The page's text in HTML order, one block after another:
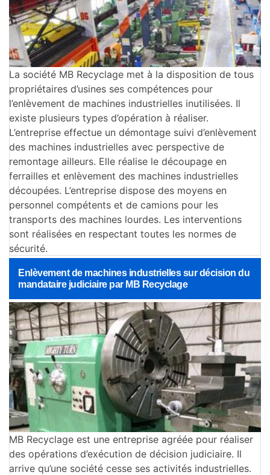
La société MB Recyclage met à la disposition de tous
propriétaires d’usines ses compétences pour
l’enlèvement de machines industrielles inutilisées. Il
existe plusieurs types d’opération à réaliser.
L’entreprise effectue un démontage suivi d’enlèvement
des machines industrielles avec perspective de
remontage ailleurs. Elle réalise le découpage en
ferrailles et enlèvement des machines industrielles
découpées. L’entreprise dispose des moyens en
personnel compétents et de camions pour les
transports des machines lourdes. Les interventions
sont réalisées en respectant toutes les normes de
sécurité.
Enlèvement de machines industrielles sur décision du
mandataire judiciaire par MB Recyclage
MB Recyclage est une entreprise agréée pour réaliser
des opérations d’exécution de décision judiciaire. Il
arrive qu’une société cesse ses activités industrielles.